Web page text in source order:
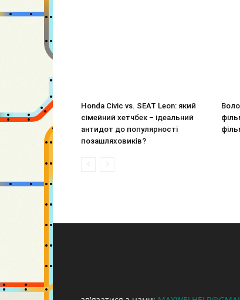
Honda Civic vs. SEAT Leon: який
сімейний хетчбек – ідеальний
антидот до популярності
позашляховиків?